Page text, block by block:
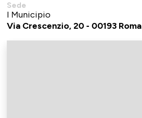
Sede
I Municipio
Via Crescenzio, 20 - 00193 Roma